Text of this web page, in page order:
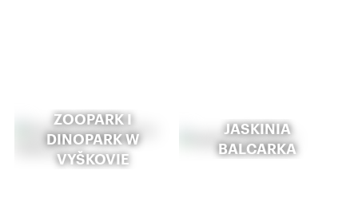
ZOOPARK I
DINOPARK W
VYŠKOVIE
JASKINIA
BALCARKA